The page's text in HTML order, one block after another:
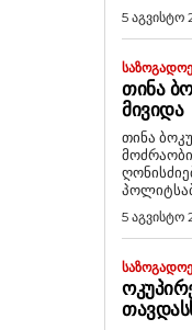
5 აგვისტო
ᲗᲘᲜᲐ
ᲛᲘᲕᲘᲓᲐ
თინა
5 აგვისტო